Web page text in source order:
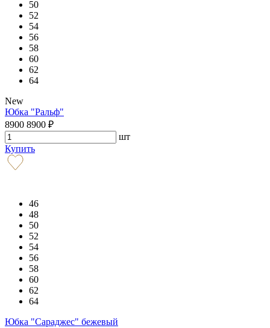
50
52
54
56
58
60
62
64
New
Юбка "Ральф"
8900 8900 ₽
шт
Купить
46
48
50
52
54
56
58
60
62
64
Юбка "Сараджес" бежевый